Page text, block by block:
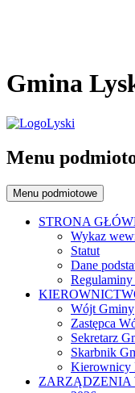
Gmina
Menu
Menu podmiotowe
STRONA
Wykaz
Statut
Dane
Wójt Gminy
Zastępca
Sekretarz
Skarbnik
Kierownicy
ZARZĄDZENIA